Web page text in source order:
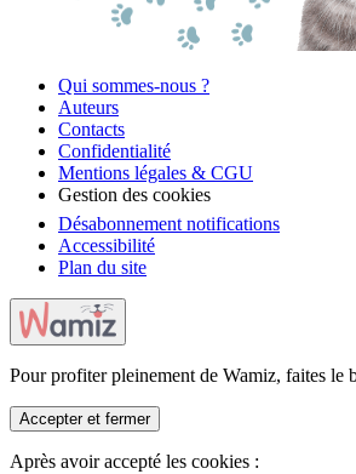
Qui sommes-nous ?
Auteurs
Contacts
Confidentialité
Mentions légales & CGU
Gestion des cookies
Désabonnement notifications
Accessibilité
Plan du site
Pour profiter pleinement de Wamiz, faites le
Accepter et fermer
Après avoir accepté les cookies :